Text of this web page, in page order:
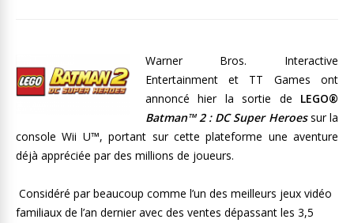
Warner Bros. Interactive
Entertainment et TT Games ont
annoncé hier la sortie de LEGO®
Batman™ 2 : DC Super Heroessur la
console Wii U™, portant sur cette plateforme une aventure
déjà appréciée par des millions de joueurs.
Considéré par beaucoup comme l’un des meilleurs jeux vidéo
familiaux de l’an dernier avec des ventes dépassant les 3,5